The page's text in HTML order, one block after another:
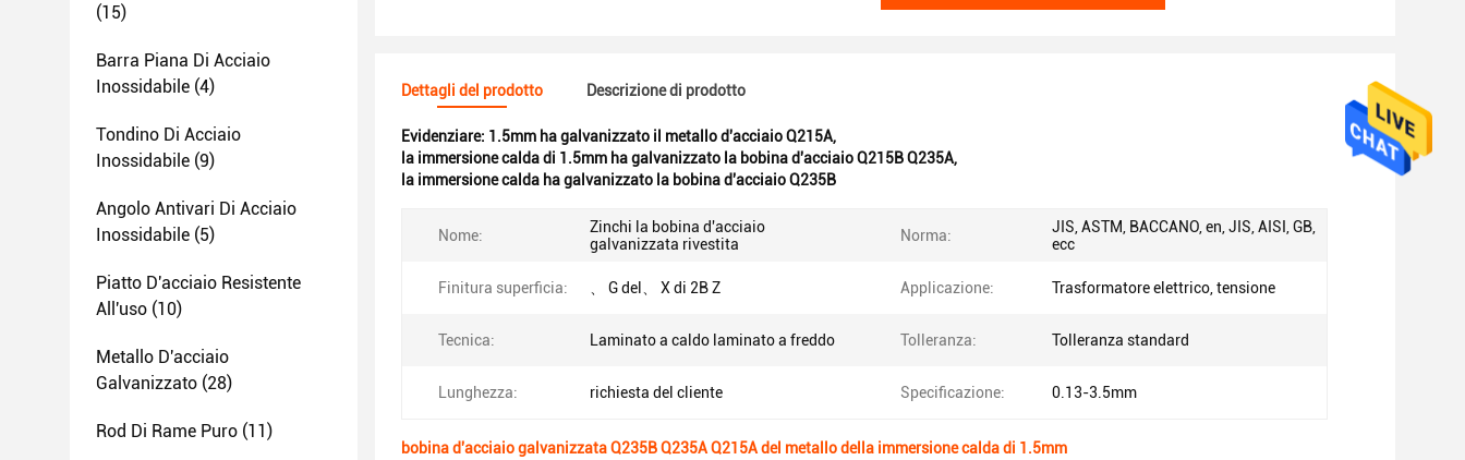
(15)
Barra Piana Di Acciaio
Inossidabile (4)
Tondino Di Acciaio
Inossidabile (9)
Angolo Antivari Di Acciaio
Inossidabile (5)
Piatto D'acciaio Resistente
All'uso (10)
Metallo D'acciaio
Galvanizzato (28)
Rod Di Rame Puro (11)
Dettagli del prodotto Descrizione di prodotto
Evidenziare: 1.5mm ha galvanizzato il metallo d'acciaio Q215A,
la immersione calda di 1.5mm ha galvanizzato la bobina d'acciaio Q215B Q235A,
la immersione calda ha galvanizzato la bobina d'acciaio Q235B
Nome:
Zinchi la bobina d'acciaio
galvanizzata rivestita
Norma:
JIS, ASTM, BACCANO, en, JIS, AISI, GB,
ecc
Finitura superficia: 、 G del、 X di 2B Z Applicazione: Trasformatore elettrico, tensione
Tecnica: Laminato a caldo laminato a freddo Tolleranza: Tolleranza standard
Lunghezza: richiesta del cliente Specificazione: 0.13-3.5mm
bobina d'acciaio galvanizzata Q235B Q235A Q215A del metallo della immersione calda di 1.5mm